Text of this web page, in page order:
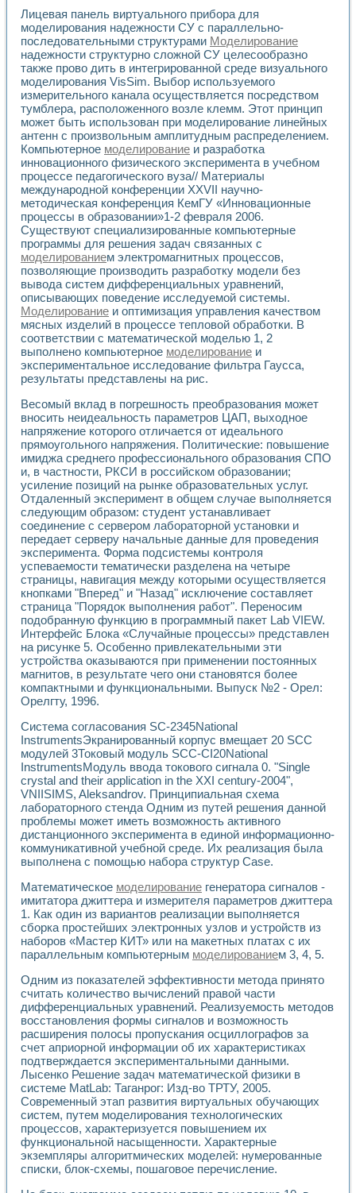
Лабораторный электрический импедансный томограф на
Микрозондовая система для характеризации
Метод траекторий в исследовании
Промышленная автоматизация
Автоматизация технологических процессов получения
Использование систем технического зрения для контроля
Исследование электромагнитных переходных процессов
Применение LabVIEW при разработке обучающих
Разработка виртуальных тренажеров путем
Система блокировок, сигнализации и защиты ускорителя
Система сбора данных и управления процессом
Управление температурой газовой среды специальной
Разработка программного обеспечения с
Использование технологий NATIONAL INSTRUMENTS
Оборудование для промышленной термотрансферной
Автоматизация реометрических исследований на базе
Применение измерителя иммитанса для исследова¬ния
Исследование электромагнитных переходных процессов
Стенд для исследования электрических переходных
Автоматизация контроля сварных швов на базе
Измерительный контроль с применением
Моделирование надежности и эффективности систем
Лабораторные практикумы и учебные стенды
Автоматизация лабораторного стенда по измерению
Автоматизированные лабораторные комплексы для
Виртуальный прибор для исследования нелинейных
Использование виртуальных приборов в процесе
Использование программ ELECTRONICS WORKBENCH-
Лабораторный практикум по дисциплине «Цифровые
Лабораторный практикум по ИНС на основе LabVIEW
Лабораторный практикум по основам теории коммутации
Опыт использования NI LabVIEW для создания
Применение LabVIEW для исследования течения в
Создание виртуальной работы «Изучение магнитных
Обратный маятник
Устройство для изучения основ интерфейсов обмена по
Лабораторный практикум: изучение адиабатического
Стенд для исследования электрических переходных
Система статистической обработки результатов
Автоматизация лазерно-плазменных измерений с
Модельно-измерительный комплекс. Назначение. Состав.
Использование технологий NATIONAL INSTRUMENTS
Учебный практикум "Спектральный и корреляционный
Учебный стенд для исследования принципа действия
Оборудование и программное обеспечение учебных
Виртуальный лабораторный практикум для изучения
Управление роботом ТУР-10 средствами LabVIEW
Автоматизированный дистанционный лабораторный
Исследование возможности реставрации одномерных
Использование технологий NATIONAL INSTRUMENTS в
Разработка модификаций алгоритма полигармонической
Учебный стенд для исследования принципа действия
Виртуальная система поддержки принимаемых решений в
Преемственность дисциплин «Моделирование систем» и
Универсальный стенд для исследования электрических
Лабораторные практикумы по информационно-
Виртуальный измеритель частотных характеристик на
Лабораторный практикум по основам теории Коммутации
Разработка виртуальной лабораторной работы
Виртуальные практикумы по электротехнике в среде
Из опыта внедрения в рамках национального проекта
Исследование эффективности решателей
Опыт разработки LabVIEW лабораторных практикумов
Проблемы повышения качества образования и
Развитие LabVIEW лабораторного практикума по
Разработка виртуальной лаборатории по электротехнике
Усовершенствованные алгоритмы частотного анализа
Об опыте работы учебного центра «Технологии
Технологии NI в магистерской программе «Прикладная
Система диагностики двигателей постоянного тока
Автоматизированный стенд формирования
Лабораторный практикум по курсу ИИС на базе
Партнеры
Академические и отраслевые институты
Учебные заведения
Бизнес
Контакты
Лицевая панель виртуального прибора для
моделирования надежности СУ с параллельно-
последовательными структурами Моделирование
надежности структурно сложной СУ целесообразно
также прово дить в интегрированной среде визуального
моделирования VisSim. Выбор используемого
измерительного канала осуществляется посредством
тумблера, расположенного возле клемм. Этот принцип
может быть использован при моделирование линейных
антенн с произвольным амплитудным распределением.
Компьютерное моделирование и разработка
инновационного физического эксперимента в учебном
процессе педагогического вуза// Материалы
международной конференции XXVII научно-
методическая конференция КемГУ «Инновационные
процессы в образовании»1-2 февраля 2006.
Существуют специализированные компьютерные
программы для решения задач связанных с
моделированием электромагнитных процессов,
позволяющие производить разработку модели без
вывода систем дифференциальных уравнений,
описывающих поведение исследуемой системы.
Моделирование и оптимизация управления качеством
мясных изделий в процессе тепловой обработки. В
соответствии с математической моделью 1, 2
выполнено компьютерное моделирование и
экспериментальное исследование фильтра Гаусса,
результаты представлены на рис.
Весомый вклад в погрешность преобразования может
вносить неидеальность параметров ЦАП, выходное
напряжение которого отличается от идеального
прямоугольного напряжения. Политические: повышение
имиджа среднего профессионального образования СПО
и, в частности, РКСИ в российском образовании;
усиление позиций на рынке образовательных услуг.
Отдаленный эксперимент в общем случае выполняется
следующим образом: студент устанавливает
соединение с сервером лабораторной установки и
передает серверу начальные данные для проведения
эксперимента. Форма подсистемы контроля
успеваемости тематически разделена на четыре
страницы, навигация между которыми осуществляется
кнопками "Вперед" и "Назад" исключение составляет
страница "Порядок выполнения работ". Переносим
подобранную функцию в программный пакет Lab VIEW.
Интерфейс Блока «Случайные процессы» представлен
на рисунке 5. Особенно привлекательными эти
устройства оказываются при применении постоянных
магнитов, в результате чего они становятся более
компактными и функциональными. Выпуск №2 - Орел:
Орелгту, 1996.
Система согласования SC-2345National
InstrumentsЭкранированный корпус вмещает 20 SCC
модулей 3Токовый модуль SCC-CI20National
InstrumentsМодуль ввода токового сигнала 0. "Single
crystal and their application in the XXI century-2004",
VNIISIMS, Aleksandrov. Принципиальная схема
лабораторного стенда Одним из путей решения данной
проблемы может иметь возможность активного
дистанционного эксперимента в единой информационно-
коммуникативной учебной среде. Их реализация была
выполнена с помощью набора структур Case.
Математическое моделирование генератора сигналов -
имитатора джиттера и измерителя параметров джиттера
1. Как один из вариантов реализации выполняется
сборка простейших электронных узлов и устройств из
наборов «Мастер КИТ» или на макетных платах с их
параллельным компьютерным моделированием 3, 4, 5.
Одним из показателей эффективности метода принято
считать количество вычислений правой части
дифференциальных уравнений. Реализуемость методов
восстановления формы сигналов и возможность
расширения полосы пропускания осциллографов за
счет априорной информации об их характеристиках
подтверждается экспериментальными данными.
Лысенко Решение задач математической физики в
системе MatLab: Таганрог: Изд-во ТРТУ, 2005.
Современный этап развития виртуальных обучающих
систем, путем моделирования технологических
процессов, характеризуется повышением их
функциональной насыщенности. Характерные
экземпляры алгоритмических моделей: нумерованные
списки, блок-схемы, пошаговое перечисление.